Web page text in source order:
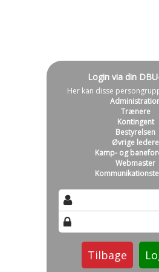
Login via din
Her kan disse
Trænere
Kontingent
Bestyrelsen
Øvrige ledere
Kamp- og
Webmaster
Tilbage